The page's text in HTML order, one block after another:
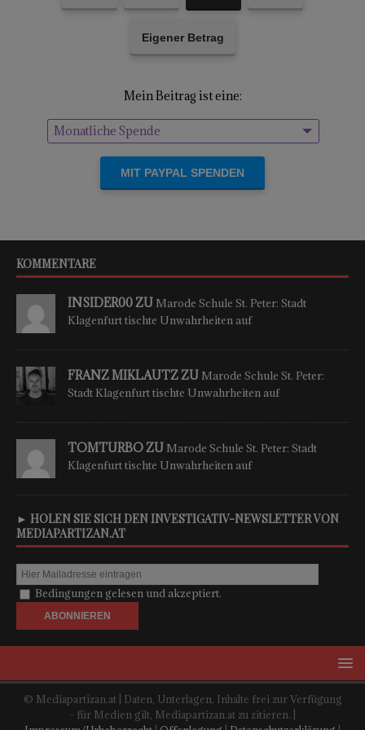
Eigener Betrag
Mein Beitrag ist eine:
Einmalige Spende
Monatliche Spende
KOMMENTARE
INSIDER00 ZU Marode Schule St. Peter: Stadt
Klagenfurt tischte Unwahrheiten auf
FRANZ MIKLAUTZ ZU Marode Schule St. Peter:
Stadt Klagenfurt tischte Unwahrheiten auf
TOMTURBO ZU Marode Schule St. Peter: Stadt
Klagenfurt tischte Unwahrheiten auf
► HOLEN SIE SICH DEN INVESTIGATIV-NEWSLETTER VON
MEDIAPARTIZAN.AT
Bedingungen gelesen und akzeptiert.
© Mediapartizan.at | Daten, Unterlagen, Inhalte frei zur Verfügung
- für Medien gilt, Mediapartizan.at zu zitieren. |